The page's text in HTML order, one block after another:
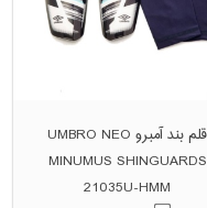
قلم بند آمبرو UMBRO NEO
MINUMUS SHINGUARDS
21035U-HMM